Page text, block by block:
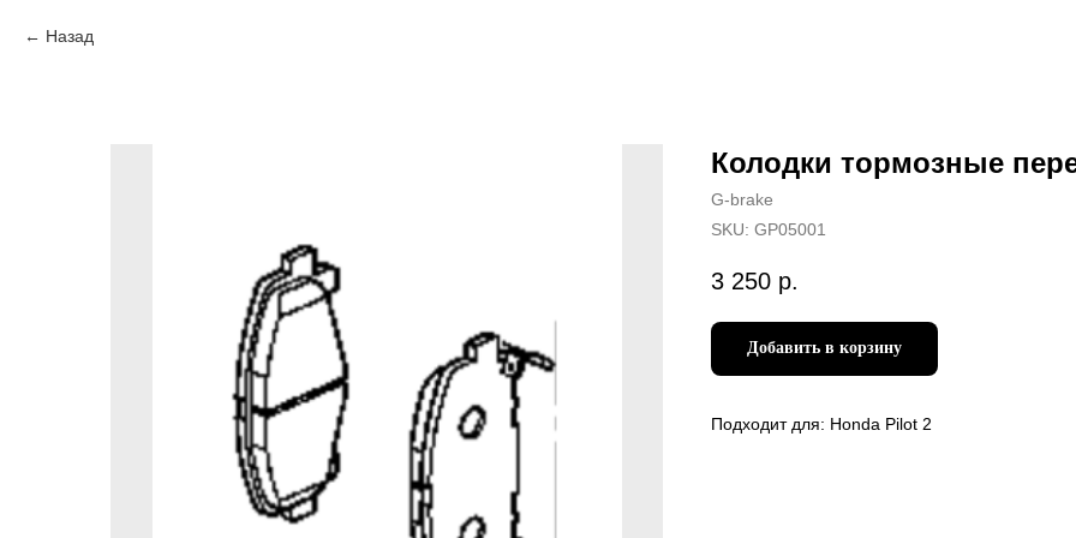
Назад
Колодки тормозные
G-brake
SKU: GP05001
3 250 р.
Добавить в корзину
Подходит для: Honda Pilot 2